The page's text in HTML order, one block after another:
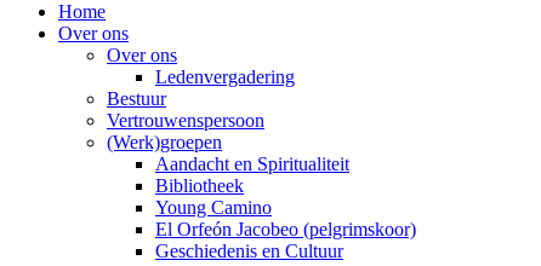
Home
Over ons
Over ons
Ledenvergadering
Bestuur
Vertrouwenspersoon
(Werk)groepen
Aandacht en Spiritualiteit
Bibliotheek
Young Camino
El Orfeón Jacobeo (pelgrimskoor)
Geschiedenis en Cultuur